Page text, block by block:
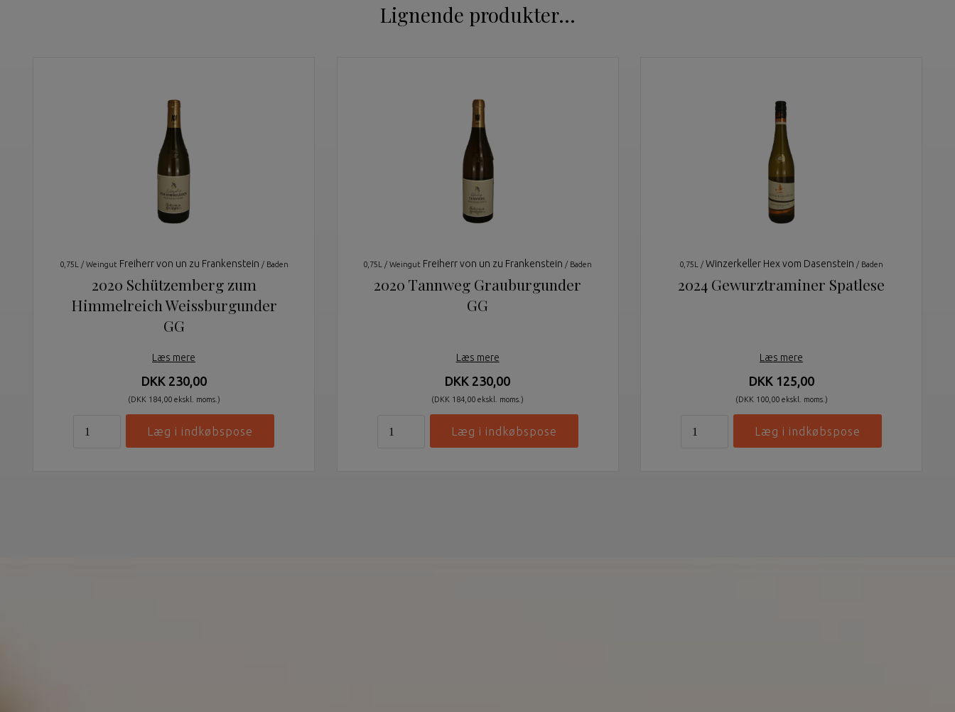
Lignende produkter...
0,75L / Weingut Freiherr von un zu Frankenstein / Baden
2020 Schützemberg zum
Himmelreich Weissburgunder
GG
Læs mere
DKK 230,00
(DKK 184,00 ekskl. moms.)
0,75L / Weingut Freiherr von un zu Frankenstein/ Baden
2020 Tannweg Grauburgunder
GG
Læs mere
DKK 230,00
(DKK 184,00 ekskl. moms.)
0,75L / Winzerkeller Hex vom Dasenstein / Baden
2024 Gewurztraminer Spatlese
Læs mere
DKK 125,00
(DKK 100,00 ekskl. moms.)